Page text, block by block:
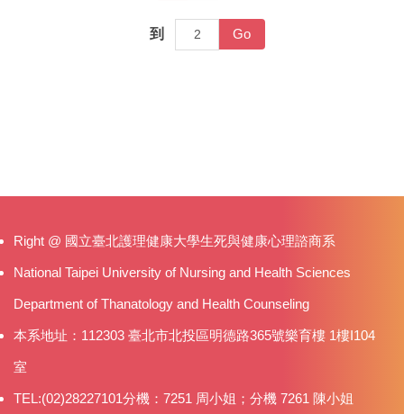
到 Go
Right @ 國立臺北護理健康大學生死與健康心理諮商系
National Taipei University of Nursing and Health Sciences
Department of Thanatology and Health Counseling
本系地址：112303 臺北市北投區明德路365號樂育樓 1樓I104
室
TEL:(02)28227101分機：7251 周小姐；分機 7261 陳小姐